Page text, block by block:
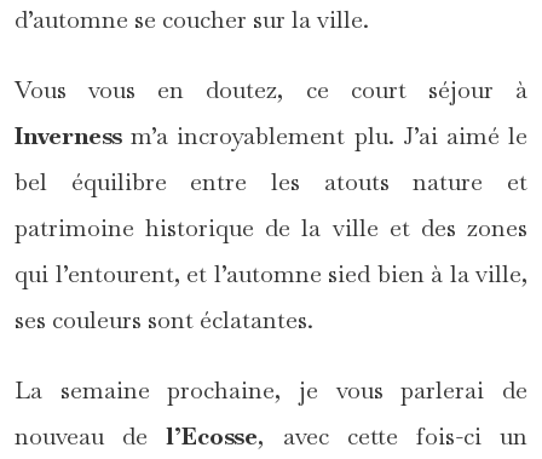
d’automne se coucher sur la ville.
Vous vous en doutez, ce court séjour à
Inverness m’a incroyablement plu. J’ai aimé le
bel équilibre entre les atouts nature et
patrimoine historique de la ville et des zones
qui l’entourent, et l’automne sied bien à la ville,
ses couleurs sont éclatantes.
La semaine prochaine, je vous parlerai de
nouveau del’Ecosse, avec cette fois-ci un